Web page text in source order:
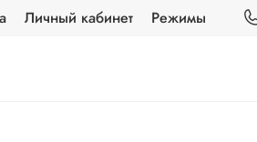
Личный кабинет Режимы